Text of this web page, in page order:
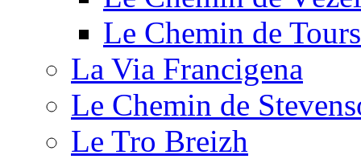
Le Chemin de Tours
La Via Francigena
Le Chemin de
Le Tro Breizh